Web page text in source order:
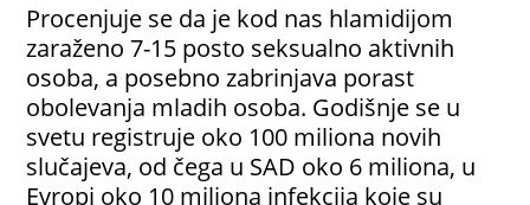
Procenjuje se da je kod nas hlamidijom
zaraženo 7-15 posto seksualno aktivnih
osoba, a posebno zabrinjava porast
obolevanja mladih osoba. Godišnje se u
svetu registruje oko 100 miliona novih
slučajeva, od čega u SAD oko 6 miliona, u
Evropi oko 10 miliona infekcija koje su